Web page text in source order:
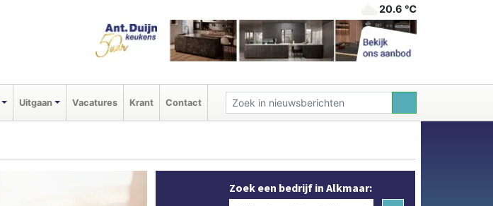
20.6 ℃
Uitgaan Vacatures Krant Contact
Zoek een bedrijf in Alkmaar: